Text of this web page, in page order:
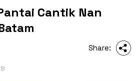
Cantik Nan
Share: